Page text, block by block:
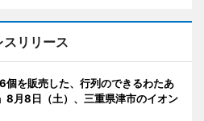
スリリース
個を販売した、行列のできるわたあ
8月8日（土）、三重県津市のイオン